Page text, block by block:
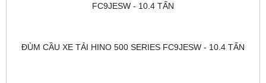
FC9JESW - 10.4 TẤN
ĐÙM CẦU XE TẢI HINO 500 SERIES FC9JESW - 10.4 TẤN